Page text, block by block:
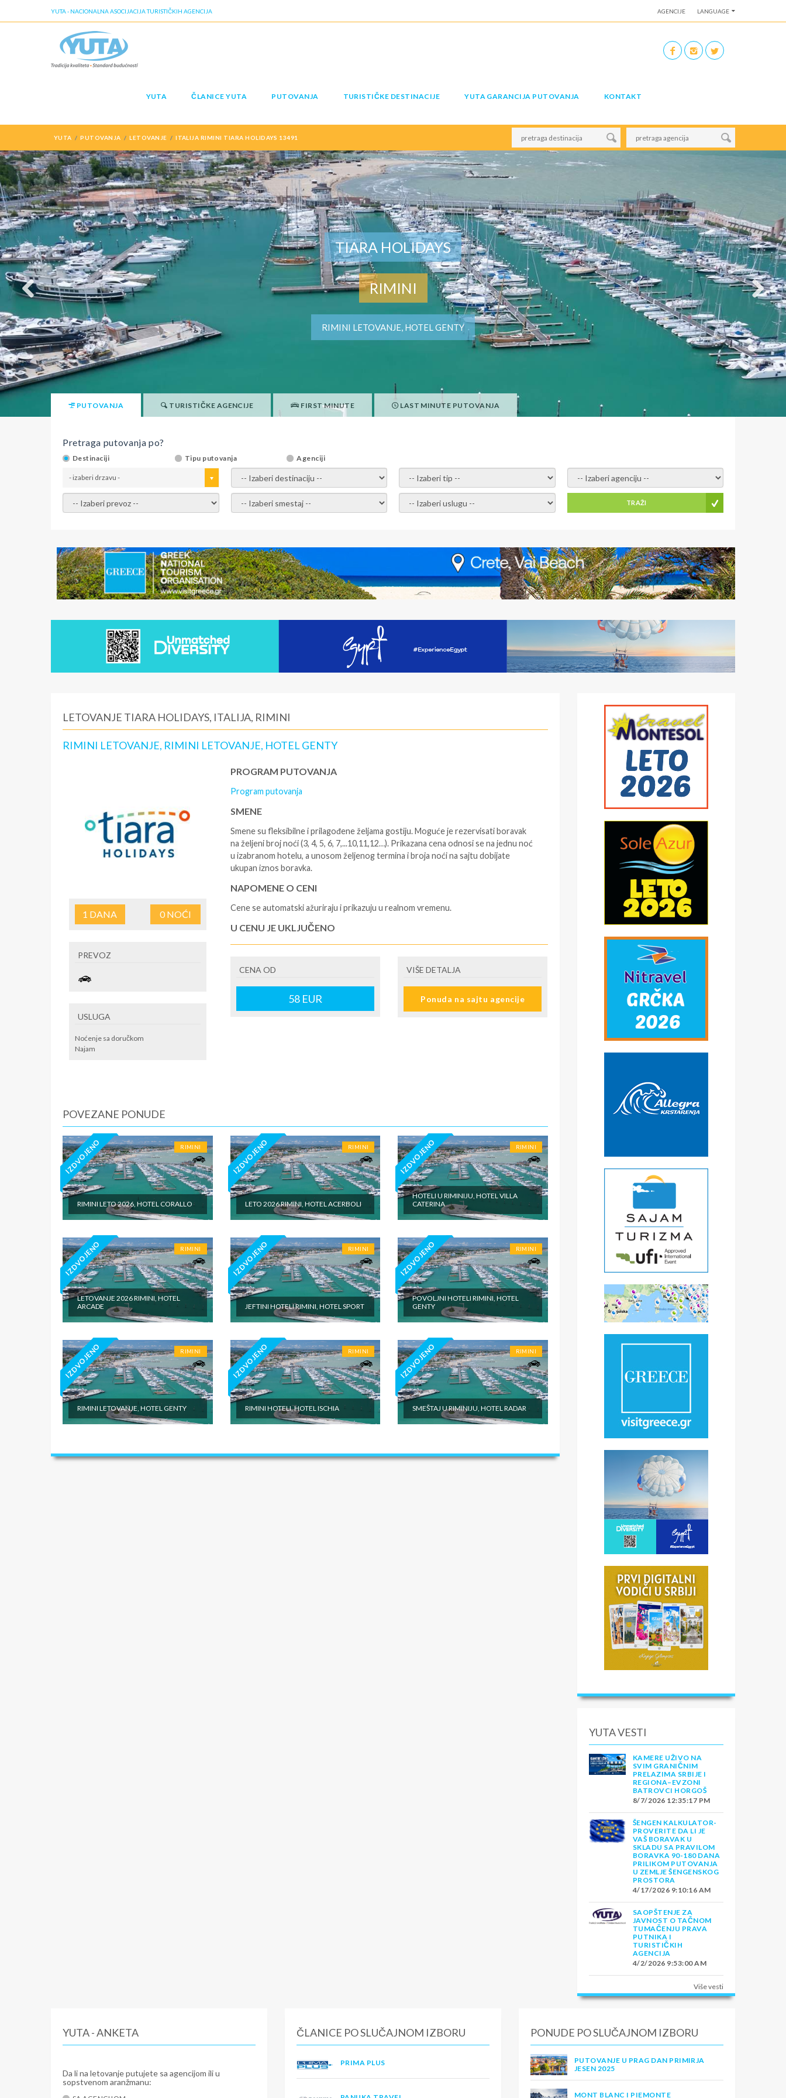
AGENCIJE LANGUAGE
YUTA - NACIONALNA ASOCIJACIJA TURISTIČKIH AGENCIJA
YUTA ČLANICE YUTA PUTOVANJA TURISTIČKE DESTINACIJE YUTA GARANCIJA PUTOVANJA KONTAKT
YUTA PUTOVANJA LETOVANJE ITALIJA RIMINI TIARA HOLIDAYS 13491
TIARA HOLIDAYS
RIMINI
RIMINI LETOVANJE, HOTEL GENTY
PUTOVANJA TURISTIČKE AGENCIJE FIRST MINUTE LAST MINUTE PUTOVANJA
Pretraga putovanja po?
Destinaciji Tipu putovanja Agenciji
- izaberi drzavu - - izaberi destinaciju - - izaberi tip - - izaberi agenciju -
- izaberi prevoz - - Izaberite smestaj - - Izaberite uslugu - TRAŽI
LETOVANJE TIARA HOLIDAYS, ITALIJA, RIMINI
RIMINI LETOVANJE, RIMINI LETOVANJE, HOTEL GENTY
1 DANA 0NOĆI
PREVOZ
USLUGA
Noćenje sa doručkom
Najam
PROGRAM PUTOVANJA
Program putovanja
SMENE
Smene su fleksibilne i prilagođene željama gostiju. Moguće je rezervisati boravak
na željeni broj noći (3, 4, 5, 6, 7,...10,11,12…). Prikazana cena odnosi se na jednu noć
u izabranom hotelu, a unosom željenog termina i broja noći na sajtu dobijate
ukupan iznos boravka.
NAPOMENE O CENI
Cene se automatski ažuriraju i prikazuju u realnom vremenu.
U CENU JE UKLJUČENO
- rezervisane i potvrđene usluge u izabranoj smeštajnoj jedinici prema opisu -
putovanja
- boravišne takse na destinaciji, plaćaju se na recepciji hotela/apartmana - prevoz
CENA OD
58EUR
VIŠE DETALJA
Ponuda na sajtu agencije
POVEZANE PONUDE
IZDVOJENO RIMINI
RIMINI LETO 2026, HOTEL CORALLO
IZDVOJENO RIMINI
LETO 2026 RIMINI, HOTEL ACERBOLI
IZDVOJENO RIMINI
HOTELI U RIMINIJU, HOTEL VILLA
CATERINA
IZDVOJENO RIMINI
LETOVANJE 2026 RIMINI, HOTEL
ARCADE
IZDVOJENO RIMINI
JEFTINI HOTELI RIMINI, HOTEL SPORT
IZDVOJENO RIMINI
POVOLJNI HOTELI RIMINI, HOTEL
GENTY
IZDVOJENO RIMINI
RIMINI LETOVANJE, HOTEL GENTY
IZDVOJENO RIMINI
RIMINI HOTELI, HOTEL ISCHIA
IZDVOJENO RIMINI
SMEŠTAJ U RIMINIJU, HOTEL RADAR
YUTA VESTI
KAMERE UŽIVO NA
SVIM GRANIČNIM
PRELAZIMA SRBIJE I
REGIONA–EVZONI
BATROVCI HORGOŠ
8/7/2026 12:35:17 PM
ŠENGEN KALKULATOR-
PROVERITE DA LI JE
VAŠ BORAVAK U
SKLADU SA PRAVILOM
BORAVKA 90-180 DANA
PRILIKOM PUTOVANJA
U ZEMLJE ŠENGENSKOG
PROSTORA
4/17/2026 9:10:16 AM
SAOPŠTENJE ZA
JAVNOST O TAČNOM
TUMAČENJU PRAVA
PUTNIKA I
TURISTIČKIH
AGENCIJA
4/2/2026 9:53:00 AM
Više vesti
YUTA - ANKETA
Da li na letovanje putujete sa agencijom ili u
sopstvenom aranžmanu:
ČLANICE PO SLUČAJNOM IZBORU
PRIMA PLUS
PONUDE PO SLUČAJNOM IZBORU
PUTOVANJE U PRAG DAN PRIMIRJA
JESEN 2025
MONT BLANC I PIEMONTE